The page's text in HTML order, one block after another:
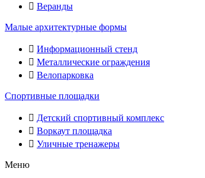
Веранды
Малые архитектурные формы
Информационный стенд
Металлические ограждения
Велопарковка
Спортивные площадки
Детский спортивный комплекс
Воркаут площадка
Уличные тренажеры
Меню